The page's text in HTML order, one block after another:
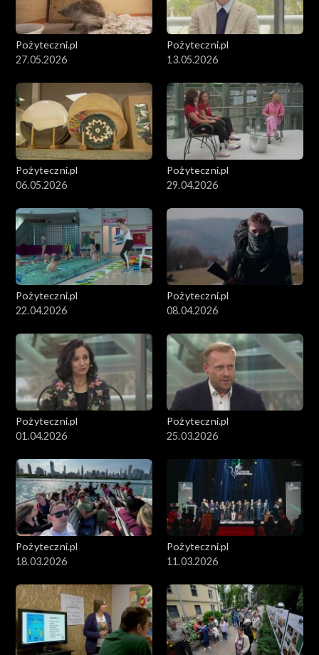
Pożyteczni.pl
27.05.2026
Pożyteczni.pl
13.05.2026
Pożyteczni.pl
06.05.2026
Pożyteczni.pl
29.04.2026
Pożyteczni.pl
22.04.2026
Pożyteczni.pl
08.04.2026
Pożyteczni.pl
01.04.2026
Pożyteczni.pl
25.03.2026
Pożyteczni.pl
18.03.2026
Pożyteczni.pl
11.03.2026